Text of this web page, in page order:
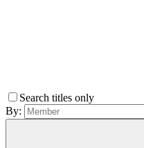
Search titles only
By: